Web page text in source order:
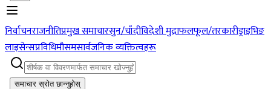
निर्वाचनराजनीतिप्रमुख समाचारसुन/चाँदीविदेशी मुद्राफलफूल/तरकारीड्राइभिङ
लाइसेन्सप्रविधिमौसमसार्वजनिक व्यक्तित्वहरू
समाचार स्रोत छान्नुहोस्